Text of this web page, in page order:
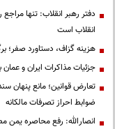
دفتر رهبر انقلاب: تنها
انقلاب است
هزینه گزاف، دستاورد صفر؛
جزئیات مذاکرات ایران و عمان
تعارض قوانین؛ مانع پنهان
ضوابط احراز تصرفات مالکانه
انصارالله: رفع محاصره یمن